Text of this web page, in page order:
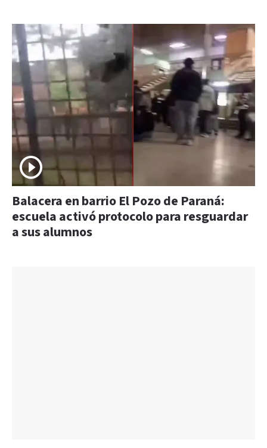
Balacera en barrio El Pozo de Paraná:
escuela activó protocolo para resguardar
a sus alumnos